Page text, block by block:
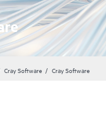
Cray Software Cray Software